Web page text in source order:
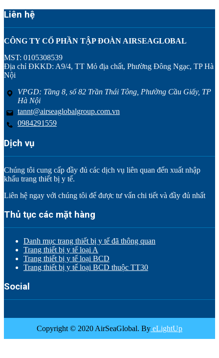
Liên hệ
CÔNG TY CỔ PHẦN TẬP ĐOÀN AIRSEAGLOBAL
MST: 0105308539
Địa chỉ ĐKKD: A9/4, TT Mỏ địa chất, Phường Đông Ngạc, TP Hà
Nội
VPGD: Tầng 8, số 82 Trần Thái Tông, Phường Cầu Giấy, TP
Hà Nội
tannt@airseaglobalgroup.com.vn
0984291559
Dịch vụ
Chúng tôi cung cấp đầy đủ các dịch vụ liên quan đến xuất nhập
khẩu trang thiết bị y tế.
Liên hệ ngay với chúng tôi để được tư vấn chi tiết và đầy đủ nhất
Thủ tục các mặt hàng
Danh mục trang thiết bị y tế đã thông quan
Trang thiết bị y tế loại A
Trang thiết bị y tế loại BCD
Trang thiết bị y tế loại BCD thuộc TT30
Social
Copyright © 2020 AirSeaGlobal. By eLightUp